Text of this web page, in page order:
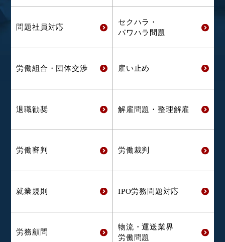
問題社員対応
セクハラ・
パワハラ問題
労働組合・ 団体交渉 雇い止め
退職勧奨 解雇問題・ 整理解雇
労働審判 労働裁判
就業規則 IPO労務問題対応
労務顧問
物流・運送業界
労働問題